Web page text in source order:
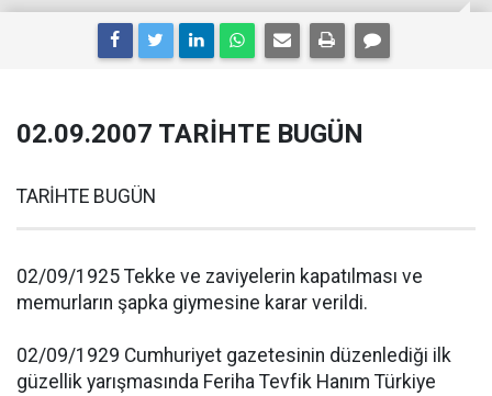
02.09.2007 TARİHTE BUGÜN
TARİHTE BUGÜN
02/09/1925 Tekke ve zaviyelerin kapatılması ve
memurların şapka giymesine karar verildi.
02/09/1929 Cumhuriyet gazetesinin düzenlediği ilk
güzellik yarışmasında Feriha Tevfik Hanım Türkiye